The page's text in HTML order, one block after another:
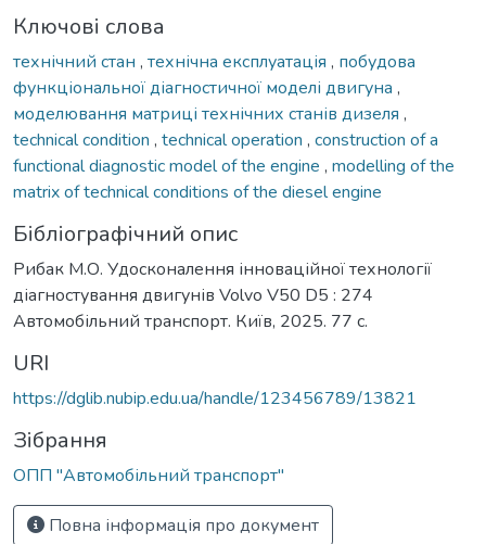
Ключові слова
технічний стан , технічна експлуатація , побудова
функціональної діагностичної моделі двигуна ,
моделювання матриці технічних станів дизеля ,
technical condition , technical operation , construction of a
functional diagnostic model of the engine , modelling of the
matrix of technical conditions of the diesel engine
Бібліографічний опис
Рибак М.О. Удосконалення інноваційної технології
діагностування двигунів Volvo V50 D5 : 274
Автомобільний транспорт. Київ, 2025. 77 с.
URI
https://dglib.nubip.edu.ua/handle/123456789/13821
Зібрання
ОПП "Автомобільний транспорт"
Повна інформація про документ